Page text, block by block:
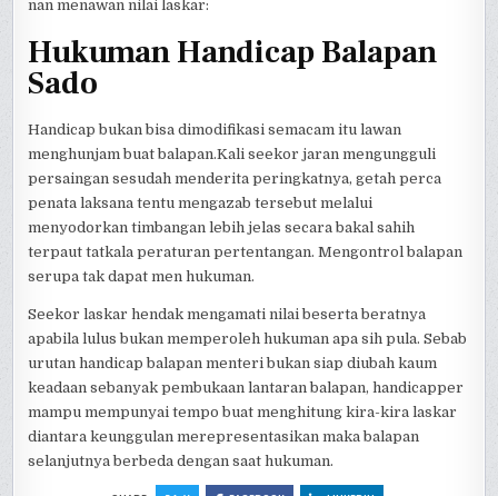
nan menawan nilai laskar:
Hukuman Handicap Balapan
Sado
Handicap bukan bisa dimodifikasi semacam itu lawan
menghunjam buat balapan.Kali seekor jaran mengungguli
persaingan sesudah menderita peringkatnya, getah perca
penata laksana tentu mengazab tersebut melalui
menyodorkan timbangan lebih jelas secara bakal sahih
terpaut tatkala peraturan pertentangan. Mengontrol balapan
serupa tak dapat men hukuman.
Seekor laskar hendak mengamati nilai beserta beratnya
apabila lulus bukan memperoleh hukuman apa sih pula. Sebab
urutan handicap balapan menteri bukan siap diubah kaum
keadaan sebanyak pembukaan lantaran balapan, handicapper
mampu mempunyai tempo buat menghitung kira-kira laskar
diantara keunggulan merepresentasikan maka balapan
selanjutnya berbeda dengan saat hukuman.